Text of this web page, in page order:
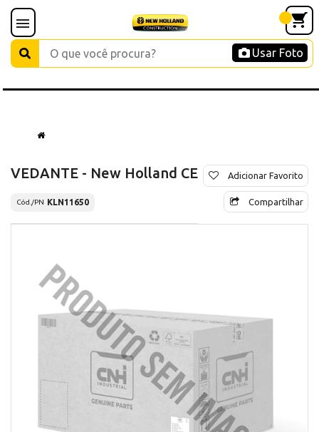
Usar Foto
VEDANTE - New Holland CE
Cód./PN KLN11650
Adicionar Favorito
Compartilhar